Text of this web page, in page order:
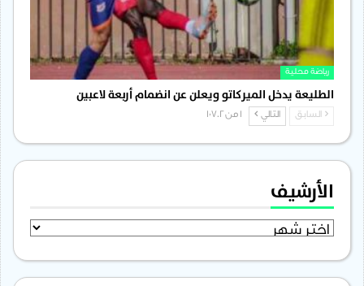
رياضة محلية
الطليعة يدخل الميركاتو ويعلن عن انضمام أربعة لاعبين
السابق التالي
الأرشيف
الأرشيف